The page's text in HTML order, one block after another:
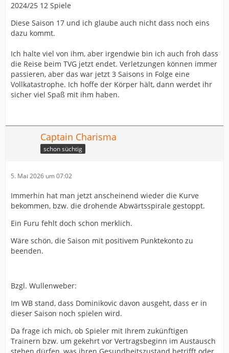
2024/25 12 Spiele
Diese Saison 17 und ich glaube auch nicht dass noch eins
dazu kommt.
Ich halte viel von ihm, aber irgendwie bin ich auch froh dass
die Reise beim TVG jetzt endet. Verletzungen können immer
passieren, aber das war jetzt 3 Saisons in Folge eine
Vollkatastrophe. Ich hoffe der Körper hält, dann werdet ihr
sicher viel Spaß mit ihm haben.
Captain Charisma
schon süchtig
5. Mai 2026 um 07:02
Immerhin hat man jetzt anscheinend wieder die Kurve
bekommen, bzw. die drohende Abwärtsspirale gestoppt.
Ein Furu fehlt doch schon merklich.
Wäre schön, die Saison mit positivem Punktekonto zu
beenden.
Bzgl. Wullenweber:
Im WB stand, dass Dominikovic davon ausgeht, dass er in
dieser Saison noch spielen wird.
Da frage ich mich, ob Spieler mit Ihrem zukünftigen
Trainern bzw. um gekehrt vor Vertragsbeginn im Austausch